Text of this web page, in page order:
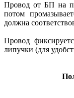
Провод от БП на
потом
должна
Провод
липучки (для